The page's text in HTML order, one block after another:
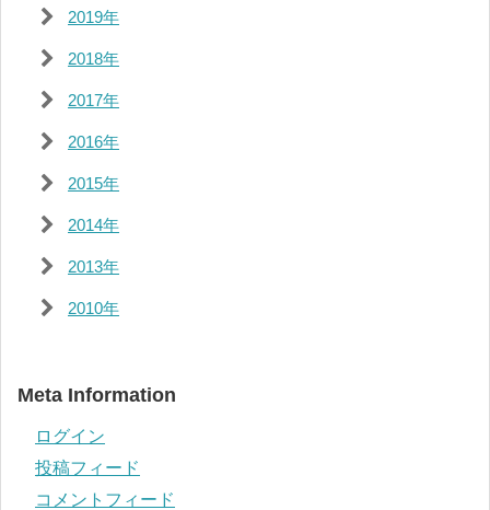
2019年
2018年
2017年
2016年
2015年
2014年
2013年
2010年
Meta Information
ログイン
投稿フィード
コメントフィード